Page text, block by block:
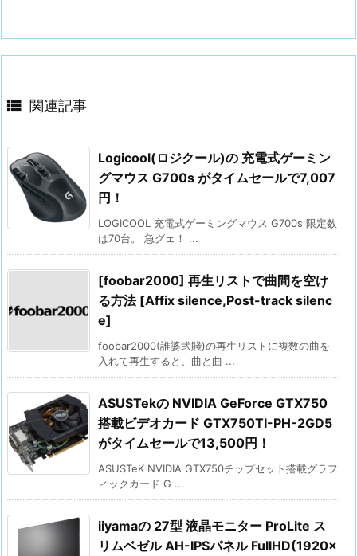
 関連記事
Logicool(ロジクール)の 充電式ゲーミン
グマウス G700s がタイムセールで7,007
円！
LOGICOOL 充電式ゲーミングマウス G700s 限定数
は70台。 急グェ！ ...
[foobar2000] 再生リストで曲間を空け
る方法 [Affix silence,Post-track silenc
e]
foobar2000(誰婆弐賤)の再生リストに複数の曲を
入れて再生すると、曲と曲 ...
ASUSTekの NVIDIA GeForce GTX750
搭載ビデオカード GTX750TI-PH-2GD5
がタイムセールで13,500円！
ASUSTeK NVIDIA GTX750チップセット搭載グラフ
ィックカード G ...
iiyamaの 27型 液晶モニター ProLite ス
リムベゼル AH-IPSパネル FullHD(1920×